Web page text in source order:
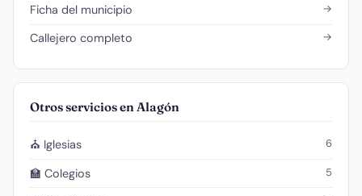
Ficha del municipio →
Callejero completo →
Otros servicios en Alagón
⛪ Iglesias 6
🏫 Colegios 5